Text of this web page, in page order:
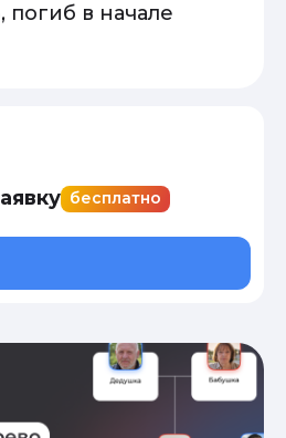
в начале
бесплатно